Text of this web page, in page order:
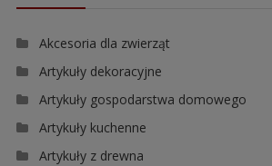
Akcesoria dla zwierząt
Artykuły dekoracyjne
Artykuły gospodarstwa domowego
Artykuły kuchenne
Artykuły z drewna